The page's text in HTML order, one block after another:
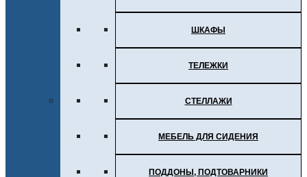
ШКАФЫ
ТЕЛЕЖКИ
СТЕЛЛАЖИ
МЕБЕЛЬ ДЛЯ СИДЕНИЯ
ПОДДОНЫ, ПОДТОВАРНИКИ